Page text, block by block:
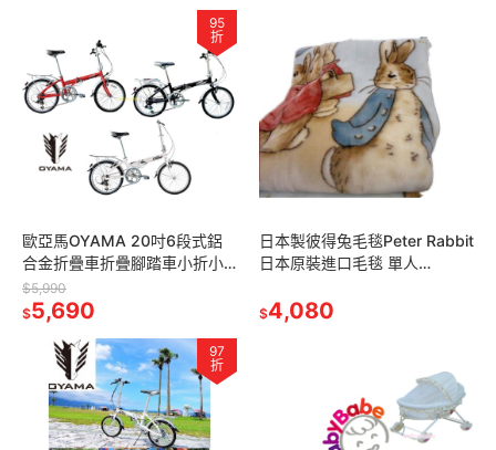
95
折
歐亞馬OYAMA 20吋6段式鋁
合金折疊車折疊腳踏車小折小
摺GOD HORSE神馬 M100-
R1(紅黑白)
$5,990
$5,690
日本製彼得兔毛毯Peter Rabbit
日本原裝進口毛毯 單人
粉藍色米黃色
$4,080
97
折